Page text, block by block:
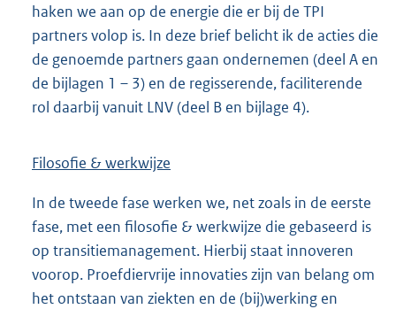
haken we aan op de energie die er bij de TPI
partners volop is. In deze brief belicht ik de acties die
de genoemde partners gaan ondernemen (deel A en
de bijlagen 1 – 3) en de regisserende, faciliterende
rol daarbij vanuit LNV (deel B en bijlage 4).
Filosofie & werkwijze
In de tweede fase werken we, net zoals in de eerste
fase, met een filosofie & werkwijze die gebaseerd is
op transitiemanagement. Hierbij staat innoveren
voorop. Proefdiervrije innovaties zijn van belang om
het ontstaan van ziekten en de (bij)werking en